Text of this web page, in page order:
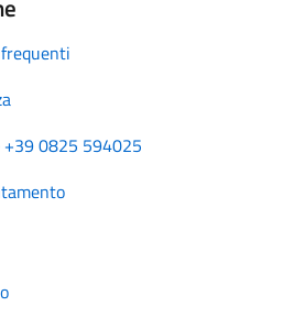
+39 0825 594025